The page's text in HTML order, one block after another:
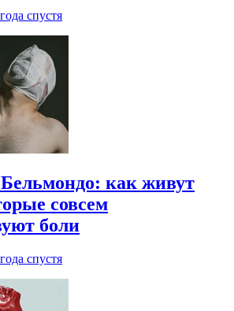
спустя
как живут
совсем
боли
спустя